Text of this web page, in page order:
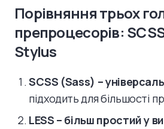
Порівняння трьох
препроцесорів:
Stylus
SCSS (Sass) –
підходить для більшості
LESS – більш простий у